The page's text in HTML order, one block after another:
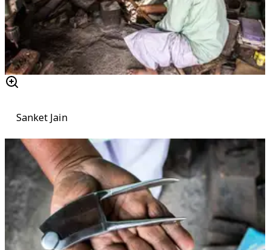
Sanket Jain